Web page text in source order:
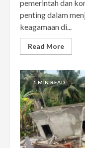
pemerintah dan
penting dalam
keagamaan di...
Read More
1 MIN READ